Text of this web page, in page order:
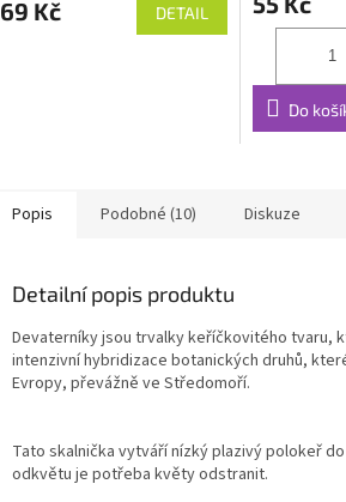
69 Kč DETAIL
Do
Popis Podobné (10) Diskuze
Detailní popis produktu
Devaterníky jsou trvalky keříčkovitého tvaru,
intenzivní hybridizace botanických druhů,
Evropy, převážně ve Středomoří.
Tato skalnička vytváří nízký plazivý polokeř
odkvětu je potřeba květy odstranit.